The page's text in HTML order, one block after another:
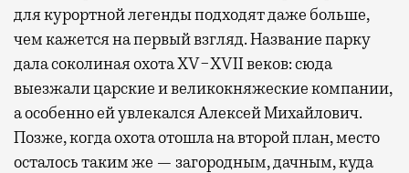
для курортной легенды подходят даже больше,
чем кажется на первый взгляд. Название парку
дала соколиная охота XV−XVII веков: сюда
выезжали царские и великокняжеские компании,
а особенно ей увлекался Алексей Михайлович.
Позже, когда охота отошла на второй план, место
осталось таким же — загородным, дачным, куда